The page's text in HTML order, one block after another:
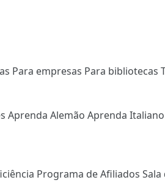
Para empresas Para bibliotecas
Aprenda Alemão Aprenda Italiano
Programa de Afiliados